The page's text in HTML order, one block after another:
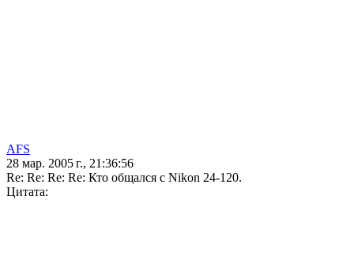
AFS
28 мар. 2005 г., 21:36:56
Re: Re: Re: Re: Кто общался с Nikon 24-120.
Цитата: